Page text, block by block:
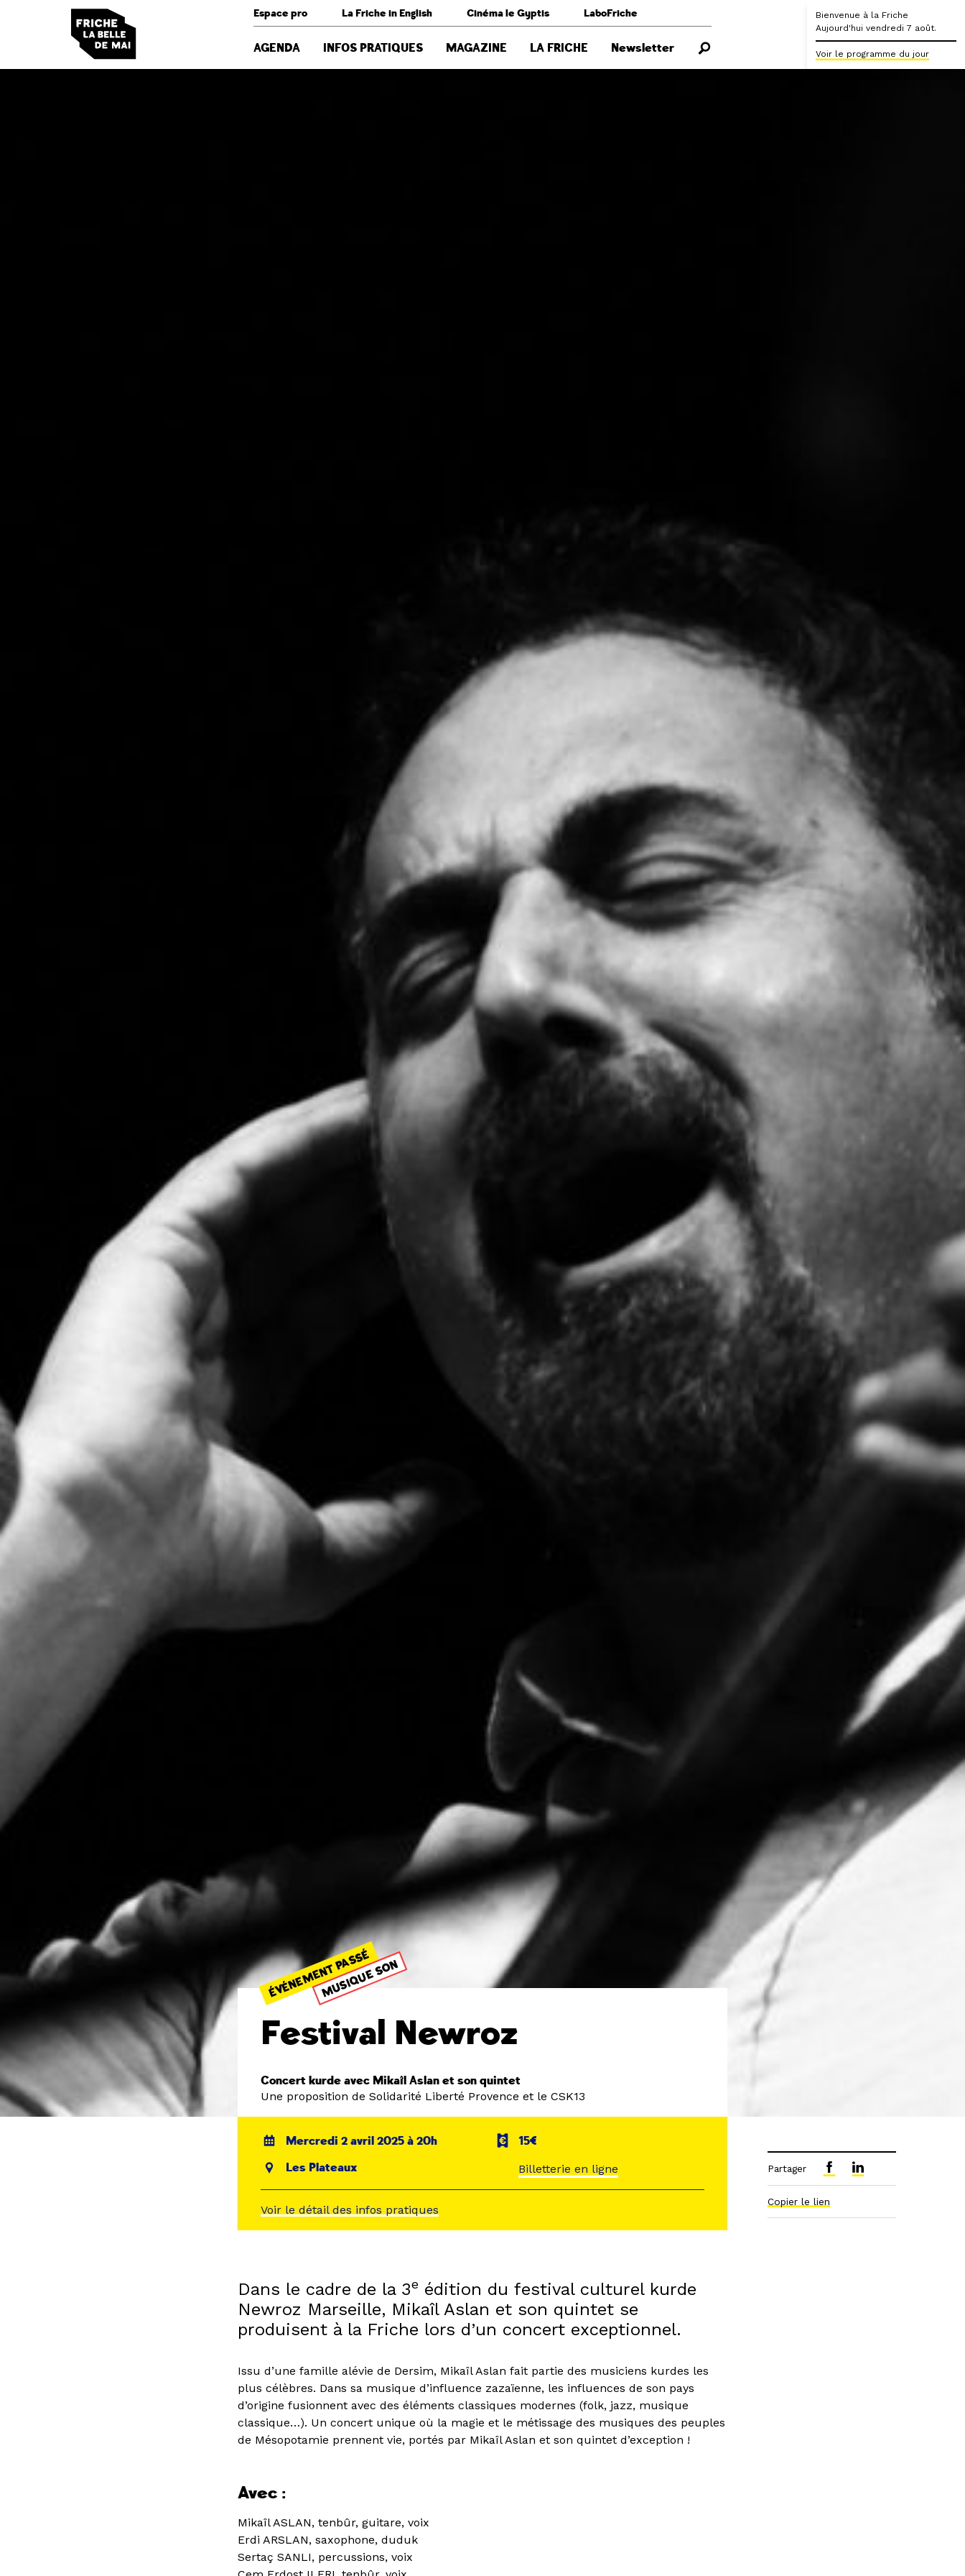
Espace pro La Friche in English Cinéma le Gyptis LaboFriche
AGENDA INFOS PRATIQUES MAGAZINE LA FRICHE Newsletter
Bienvenue à la Friche
Aujourd'hui vendredi 7 août.
Voir le programme du jour
ÉVÉNEMENT PASSÉ
MUSIQUE SON
Festival Newroz
Concert kurde avec Mikaîl Aslan et son quintet
Une proposition de Solidarité Liberté Provence et le CSK13
Mercredi 2 avril 2025 à 20h
15€
Les Plateaux
Billetterie en ligne
Voir le détail des infos pratiques
Dans le cadre de la 3e édition du festival culturel kurde
Newroz Marseille, Mikaîl Aslan et son quintet se
produisent à la Friche lors d’un concert exceptionnel.
Issu d’une famille alévie de Dersim, Mikaîl Aslan fait partie des musiciens kurdes les
plus célèbres. Dans sa musique d’influence zazaïenne, les influences de son pays
d’origine fusionnent avec des éléments classiques modernes (folk, jazz, musique
classique…). Un concert unique où la magie et le métissage des musiques des peuples
de Mésopotamie prennent vie, portés par Mikaîl Aslan et son quintet d’exception !
Avec :
Mikaîl ASLAN, tenbûr, guitare, voix
Erdi ARSLAN, saxophone, duduk
Sertaç SANLI, percussions, voix
Partager
Copier le lien
Panneau de gestion des cookies